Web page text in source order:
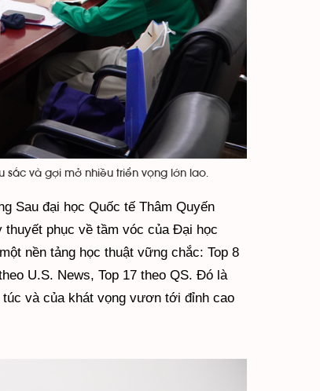
sắc và gợi mở nhiều triển vọng lớn lao.
Sau đại học Quốc tế Thâm Quyến
phục về tầm vóc của Đại học
nền tảng học thuật vững chắc: Top 8
U.S. News, Top 17 theo QS. Đó là
và của khát vọng vươn tới đỉnh cao